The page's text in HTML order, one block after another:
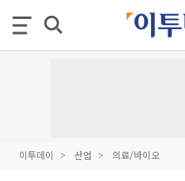
이투데이 산업 의료/바이오